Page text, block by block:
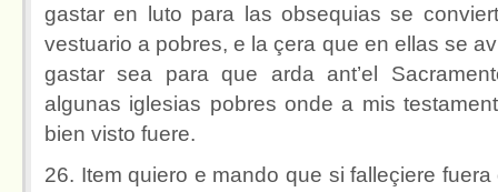
gastar en luto para las obsequias se
vestuario a pobres, e la çera que en ellas se
gastar sea para que arda ant’el
algunas iglesias pobres onde a mis
bien visto fuere.
26. Item quiero e mando que si falleçiere fuera